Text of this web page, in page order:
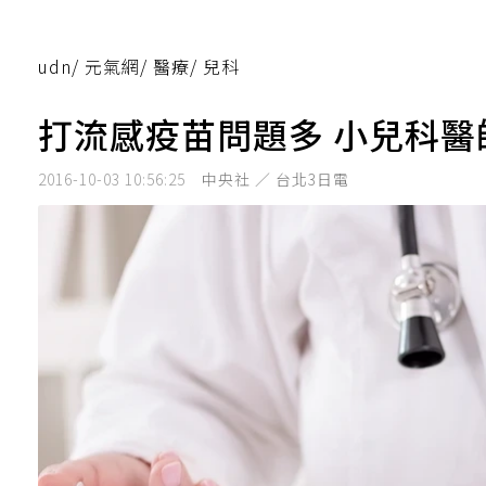
udn/ 元氣網/ 醫療/ 兒科
打流感疫苗問題多 小兒科
2016-10-03 10:56:25 中央社 ／ 台北3日電